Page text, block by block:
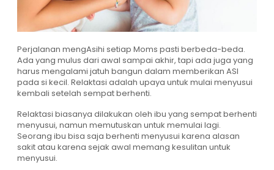
Perjalanan mengAsihi setiap Moms pasti berbeda-beda.
Ada yang mulus dari awal sampai akhir, tapi ada juga yang
harus mengalami jatuh bangun dalam memberikan ASI
pada si kecil. Relaktasi adalah upaya untuk mulai menyusui
kembali setelah sempat berhenti.
Relaktasi biasanya dilakukan oleh ibu yang sempat berhenti
menyusui, namun memutuskan untuk memulai lagi.
Seorang ibu bisa saja berhenti menyusui karena alasan
sakit atau karena sejak awal memang kesulitan untuk
menyusui.